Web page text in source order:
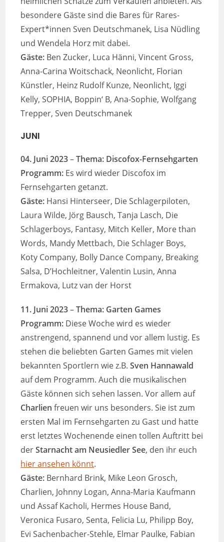
besondere Gäste sind die Bares für Rares-
Expert*innen Sven Deutschmanek, Lisa Nüdling
und Wendela Horz mit dabei.
Gäste: Ben Zucker, Luca Hänni, Vincent Gross,
Anna-Carina Woitschack, Neonlicht, Florian
Künstler, Heinz Rudolf Kunze, Neonlicht, Iggi
Kelly, SOPHIA, Boppin‘ B, Ana-Sophie, Wolfgang
Trepper, Sven Deutschmanek
JUNI
04. Juni 2023–Thema: Discofox-Fernsehgarten
Programm: Es wird wieder Discofox im
Fernsehgarten getanzt.
Gäste: Hansi Hinterseer, Die Schlagerpiloten,
Laura Wilde, Jörg Bausch, Tanja Lasch, Die
Schlagerboys, Fantasy, Mitch Keller, More than
Words, Mandy Mettbach, Die Schlager Boys,
Koty Company, Bolly Dance Company, Breaking
Salsa, D’Hochleitner, Valentin Lusin, Anna
Ermakova, Lutz van der Horst
11. Juni 2023–Thema: Garten Games
Programm: Diese Woche wird es wieder
anstrengend, spannend und vor allem lustig. Es
stehen die beliebten Garten Games mit vielen
bekannten Sportlern wie z.B.Sven Hannawald
auf dem Programm. Auch die musikalischen
Gäste können sich sehen lassen. Vor allem auf
Charlien freuen wir uns besonders. Sie ist zum
ersten Mal im Fernsehgarten zu Gast und hatte
erst letztes Wochenende einen tollen Auftritt bei
derStarnacht am Neusiedler See, den ihr euch
hier ansehen könnt.
Gäste: Bernhard Brink, Mike Leon Grosch,
Charlien, Johnny Logan, Anna-Maria Kaufmann
und Assaf Kacholi, Hermes House Band,
Veronica Fusaro, Senta, Felicia Lu, Philipp Boy,
Evi Sachenbacher-Stehle, Elmar Paulke, Fabian